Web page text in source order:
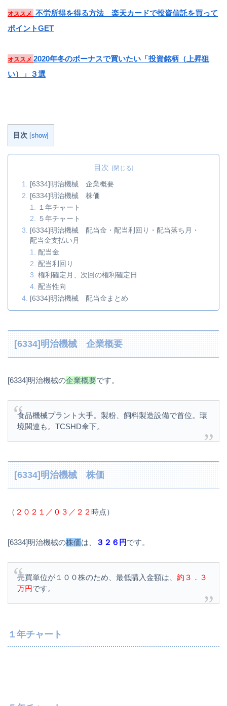
オススメ
不労所得を得る方法 楽天カードで投資信託を買って
ポイントGET
オススメ 2020年冬のボーナスで買いたい「投資銘柄（上昇狙
い）」３選
目次 [show]
目次
[6334]明治機械 企業概要
[6334]明治機械 株価
１年チャート
５年チャート
[6334]明治機械 配当金・配当利回り・配当落ち月・
配当金支払い月
配当金
配当利回り
権利確定月、次回の権利確定日
配当性向
[6334]明治機械 配当金まとめ
[6334]明治機械 企業概要
[6334]明治機械の企業概要です。
食品機械プラント大手。製粉、飼料製造設備で首位。環
境関連も。TCSHD傘下。
[6334]明治機械 株価
（ ２０２１／０３／２２時点）
[6334]明治機械の株価は、 ３２６円です。
売買単位が１００株のため、最低購入金額は、 約３．３
万円です。
１年チャート